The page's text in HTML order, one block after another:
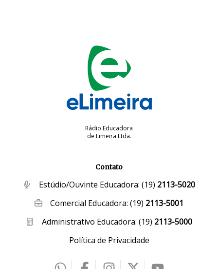
Rádio Educadora
de Limeira Ltda.
Contato
Estúdio/Ouvinte Educadora: (19) 2113-5020
Comercial Educadora:(19) 2113-5001
Administrativo Educadora: (19) 2113-5000
Política de Privacidade